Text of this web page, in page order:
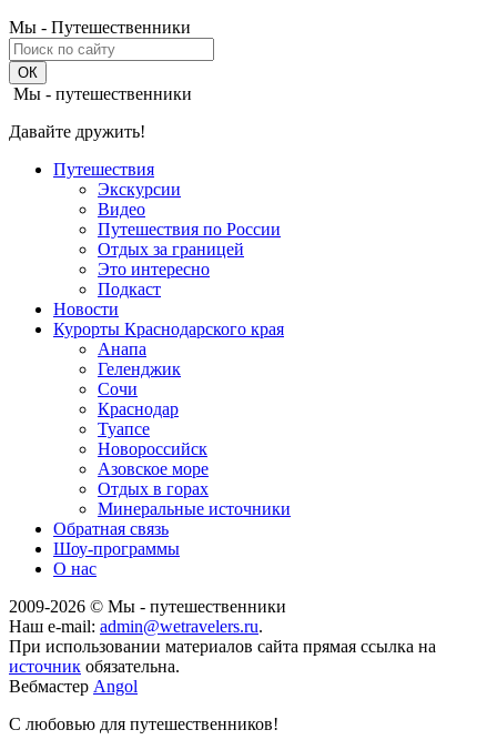
Мы - Путешественники
Мы - путешественники
Давайте дружить!
Путешествия
Экскурсии
Видео
Путешествия по России
Отдых за границей
Это интересно
Подкаст
Новости
Курорты Краснодарского края
Анапа
Геленджик
Сочи
Краснодар
Туапсе
Новороссийск
Азовское море
Отдых в горах
Минеральные источники
Обратная связь
Шоу-программы
О нас
2009-2026 © Мы - путешественники
Наш e-mail: admin@wetravelers.ru.
При использовании материалов сайта прямая ссылка на
источник обязательна.
Вебмастер Angol
С любовью для путешественников!